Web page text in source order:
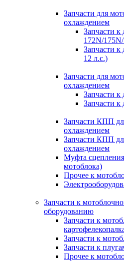
Запчасти для
охлаждением
Запчасти к
172N/
Запчасти
12 л.с.)
Запчасти для
охлаждением
Запчасти к
Запчасти к
Запчасти КПП
охлаждением
Запчасти КПП
охлаждением
Муфта
мотоблока)
Прочее к
Запчасти к
оборудованию
Запчасти к
Запчасти к
Запчасти к
Прочее к